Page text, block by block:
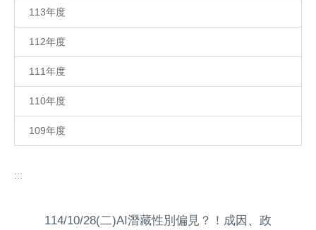
113年度
112年度
111年度
110年度
109年度
:::
114/10/28(二)AI潛藏性別偏見？！成因、政